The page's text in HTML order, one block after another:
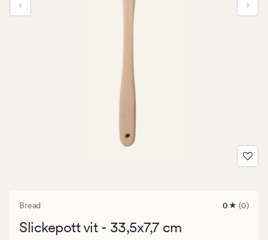
Bread
0
0 (0)
Slickepott vit - 33,5x7,7 cm